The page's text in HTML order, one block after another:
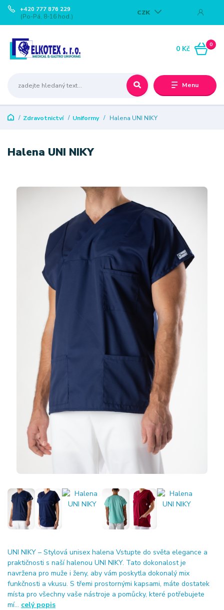
Menu
CZK
+420 777 876 229
(Po-Pá, 8-16 hod.)
0
0 Kč
Zdravotnictví Uniformy Halena UNI NIKY
Halena UNI NIKY
UNI NIKY – Stylová unisex halena Vstupte do světa elegance a
praktičnosti s naší halenou UNI NIKY. Tato dokonalost je
navržena pro muže i ženy, aby vám poskytla dokonalý mix
funkčnosti a vkusu. S třemi prostornými kapsami, máte dostatek
místa pro všechny vaše nástroje a pomůcky, které potřebujete
mí... celý popis